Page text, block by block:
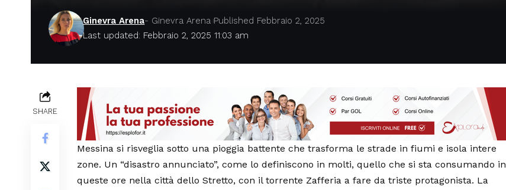
Last updated: Febbraio 2, 2025 11:03 am
Ginevra Arena- Ginevra Arena Published Febbraio 2, 2025
SHARE
Messina si risveglia sotto una pioggia battente che trasforma le strade in fiumi e isola intere
zone. Un “disastro annunciato”, come lo definiscono in molti, quello che si sta consumando in
queste ore nella città dello Stretto, con il torrente Zafferia a fare da triste protagonista. La